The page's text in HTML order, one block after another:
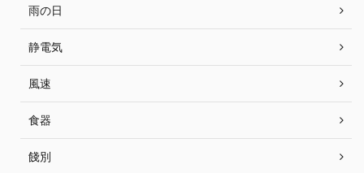
雨の日
静電気
風速
食器
餞別